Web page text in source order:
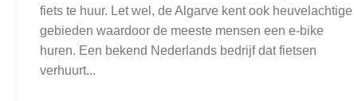
fiets te huur. Let wel, de Algarve kent ook heuvelachtige
gebieden waardoor de meeste mensen een e-bike
huren. Een bekend Nederlands bedrijf dat fietsen
verhuurt...